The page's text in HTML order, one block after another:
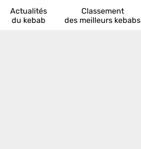
Actualités
du kebab
Classement
des meilleurs kebabs